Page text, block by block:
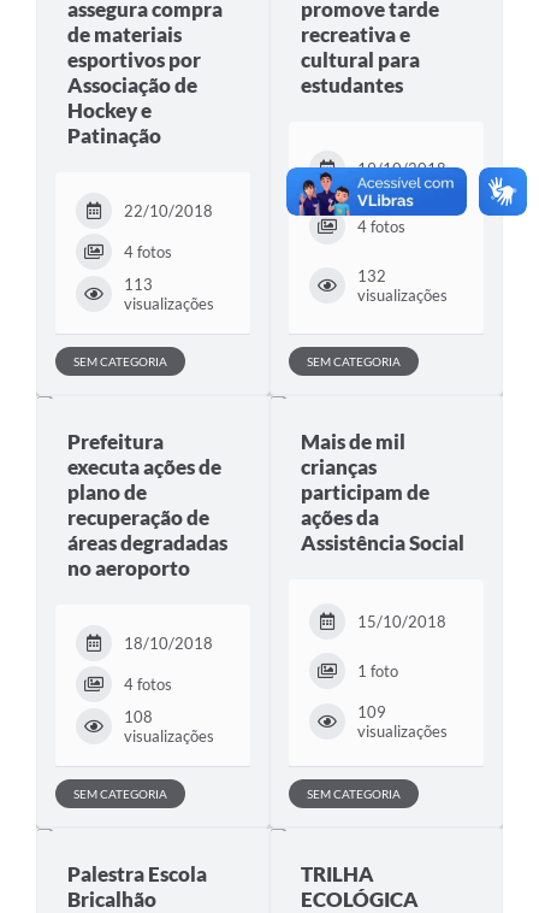
assegura compra
de materiais
esportivos por
Associação de
Hockey e
Patinação
22/10/2018
4 fotos
113
visualizações
SEM CATEGORIA
promove tarde
recreativa e
cultural para
estudantes
19/10/2018
4 fotos
132
visualizações
SEM CATEGORIA
Prefeitura
executa ações de
plano de
recuperação de
áreas degradadas
no aeroporto
18/10/2018
4 fotos
108
visualizações
SEM CATEGORIA
Mais de mil
crianças
participam de
ações da
Assistência Social
15/10/2018
1 foto
109
visualizações
SEM CATEGORIA
Palestra Escola
Bricalhão
TRILHA
ECOLÓGICA